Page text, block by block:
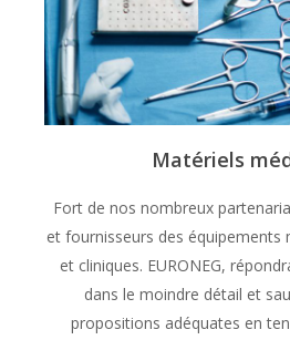
Matériels
Fort de nos nombreux
et fournisseurs des équipements
et cliniques. EURONEG,
dans le moindre détail et
propositions adéquates en